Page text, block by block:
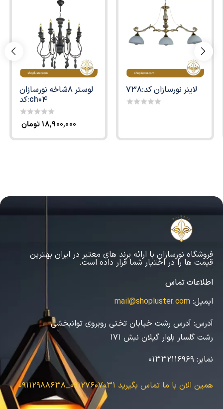
لوستر 8شاخه نورسازان
کد:ch04
0
of
۱۸,۹۰۰,۰۰۰تومان
لاینر نورسازان کد:738
5
فروشگاه نورسازان با ارائه برند های معتبر در ایران بهترین
قیمت ها را در اختیار شما قرار داده است.
اطلاعات تماس
ایمیل: mail@shopluster.com
آدرس: آدرس رشت خیابان تختی روبروی توانبخشی
رشت گلسار بلوار گیلان نبش 171
نمابر:
همین الان با ما تماس بگیرید 09127607031_09112988638